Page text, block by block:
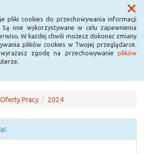
pliki cookies do przechowywania informacji
one wykorzystywane w celu zapewnienia
W każdej chwili możesz dokonać zmiany
plików cookies w Twojej przeglądarce.
zgodę na przechowywanie plików
Menu
Oferty Pracy 2024